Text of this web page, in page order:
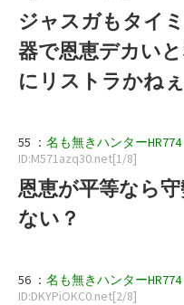
ジャスガもタイ
器で恩恵デカい
にリストラかねぇ
55 ： 名も無きハンターHR774
ID:M571azq30.net[1/8]
恩恵が平等なら
ない？
56 ： 名も無きハンターHR774
ID:DKYPiOKC0.net[2/8]